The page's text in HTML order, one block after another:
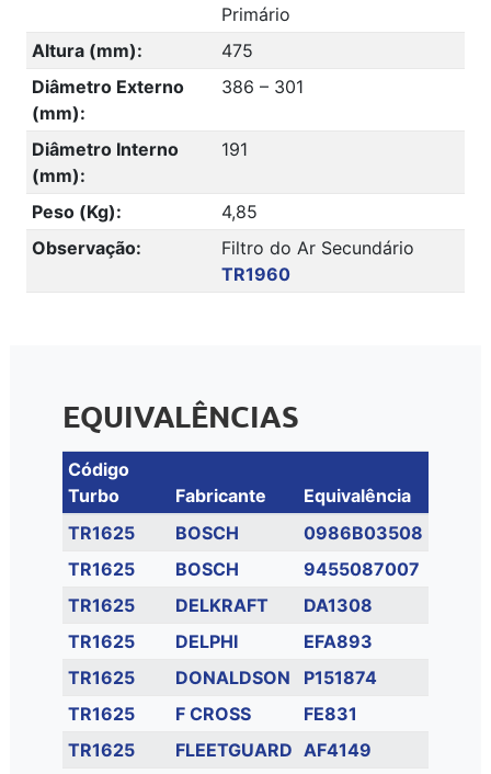
Primário
Altura (mm):
475
Diâmetro Externo
(mm):
386 – 301
Diâmetro Interno
(mm):
191
Peso (Kg):
4,85
Observação:
Filtro do Ar Secundário
TR1960
EQUIVALÊNCIAS
Código
Turbo
Fabricante
Equivalência
TR1625
BOSCH
0986B03508
TR1625
BOSCH
9455087007
TR1625
DELKRAFT
DA1308
TR1625
DELPHI
EFA893
TR1625
DONALDSON
P151874
TR1625
F CROSS
FE831
TR1625
FLEETGUARD AF4149